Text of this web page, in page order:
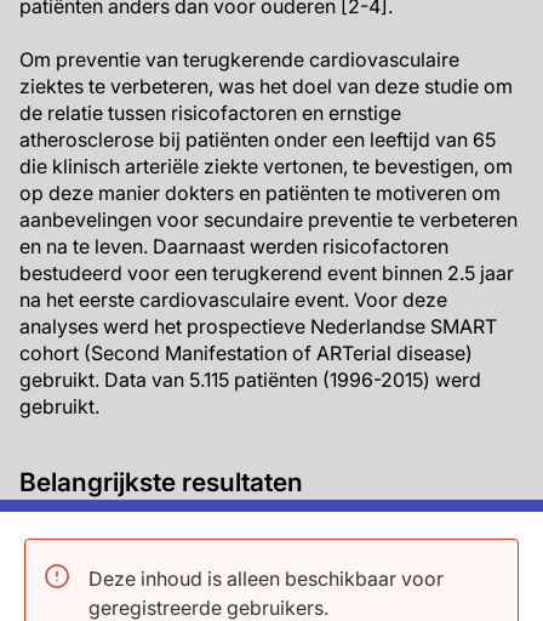
Deze inhoud is alleen beschikbaar voor
geregistreerde gebruikers.
patiënten anders dan voor ouderen [2-4].
Om preventie van terugkerende cardiovasculaire
ziektes te verbeteren, was het doel van deze studie om
de relatie tussen risicofactoren en ernstige
atherosclerose bij patiënten onder een leeftijd van 65
die klinisch arteriële ziekte vertonen, te bevestigen, om
op deze manier dokters en patiënten te motiveren om
aanbevelingen voor secundaire preventie te verbeteren
en na te leven. Daarnaast werden risicofactoren
bestudeerd voor een terugkerend event binnen 2.5 jaar
na het eerste cardiovasculaire event. Voor deze
analyses werd het prospectieve Nederlandse SMART
cohort (Second Manifestation of ARTerial disease)
gebruikt. Data van 5.115 patiënten (1996-2015) werd
gebruikt.
Belangrijkste resultaten
Huidig roken (HR 1.43, 95% CI 1.11-1.84), diabetes
bloeddruk (≥90 mmHg vergeleken met 70-90
mmHg HR 1.54, 95% CI 1.15-2.07) en lage HDL-c (≤